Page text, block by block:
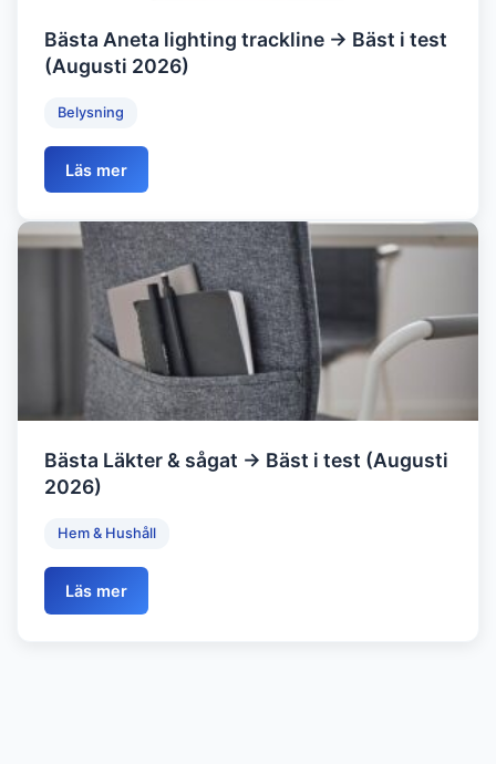
Bästa Aneta lighting trackline → Bäst i test
(Augusti 2026)
Belysning
Läs mer
Bästa Läkter & sågat → Bäst i test (Augusti
2026)
Hem & Hushåll
Läs mer